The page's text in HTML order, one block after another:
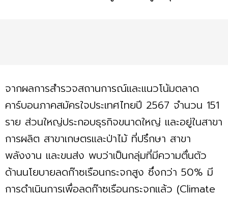
จากผลการสำรวจสถานการณ์และแนวโน้มตลาด
คาร์บอนภาคสมัครใจประเทศไทยปี 2567 จำนวน 151
ราย ส่วนใหญ่ประกอบธุรกิจขนาดใหญ่ และอยู่ในสาขา
การผลิต สาขาเกษตรและป่าไม้ ที่ปรึกษา สาขา
พลังงาน และขนส่ง พบว่าเป็นกลุ่มที่มีความตื่นตัว
ด้านนโยบายลดก๊าซเรือนกระจกสูง ซึ่งกว่า 50% มี
การดำเนินการเพื่อลดก๊าซเรือนกระจกแล้ว (Climate